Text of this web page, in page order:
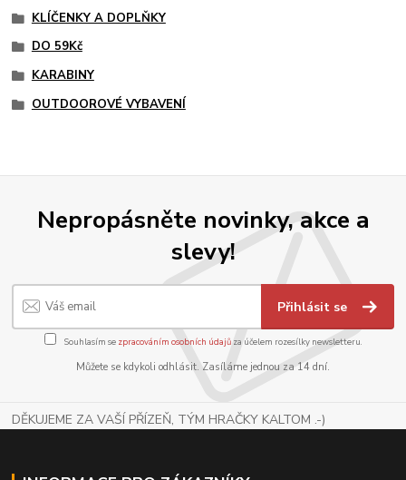
KLÍČENKY A DOPLŇKY
DO 59Kč
KARABINY
OUTDOOROVÉ VYBAVENÍ
Nepropásněte novinky, akce a
slevy!
Přihlásit se
Souhlasím se zpracováním osobních údajůza účelem rozesílky newsletteru.
Můžete se kdykoli odhlásit. Zasíláme jednou za 14 dní.
DĚKUJEME ZA VAŠÍ PŘÍZEŇ, TÝM HRAČKY KALTOM .-)